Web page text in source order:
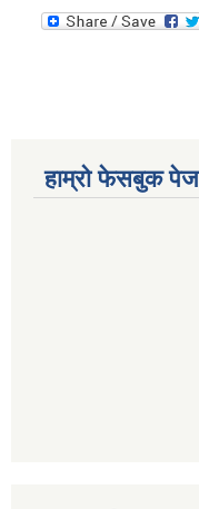
हाम्रो फेसबुक पेज